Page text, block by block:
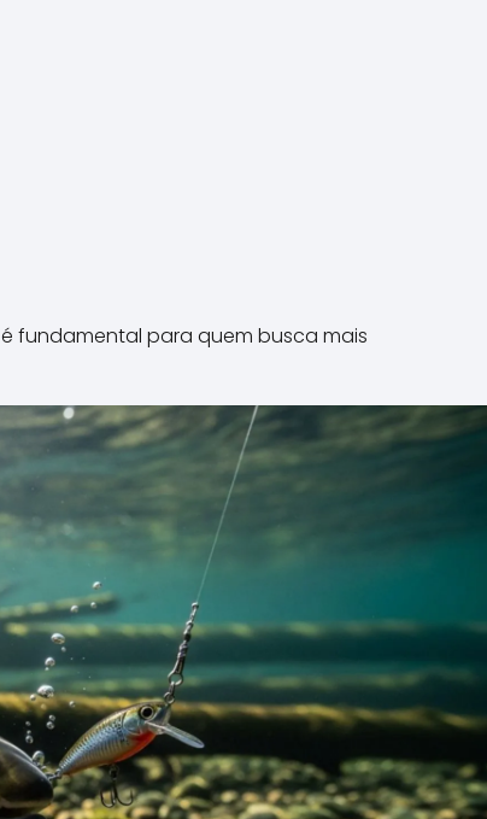
fundamental para quem busca mais